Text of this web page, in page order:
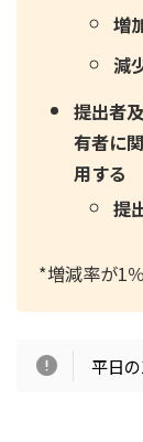
増
減
提出者
有者に
用する
提
*増減率が1
平日の